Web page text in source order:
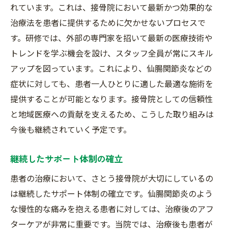
れています。これは、接骨院において最新かつ効果的な
治療法を患者に提供するために欠かせないプロセスで
す。研修では、外部の専門家を招いて最新の医療技術や
トレンドを学ぶ機会を設け、スタッフ全員が常にスキル
アップを図っています。これにより、仙腸関節炎などの
症状に対しても、患者一人ひとりに適した最適な施術を
提供することが可能となります。接骨院としての信頼性
と地域医療への貢献を支えるため、こうした取り組みは
今後も継続されていく予定です。
継続したサポート体制の確立
患者の治療において、さとう接骨院が大切にしているの
は継続したサポート体制の確立です。仙腸関節炎のよう
な慢性的な痛みを抱える患者に対しては、治療後のアフ
ターケアが非常に重要です。当院では、治療後も患者が